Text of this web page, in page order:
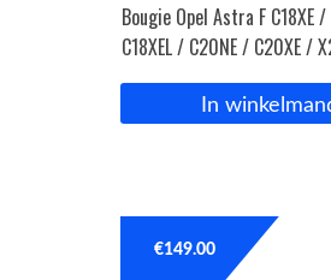
Bougie Opel Astra F C18XE /
C18XEL / C20NE / C20XE /
In
€149.00